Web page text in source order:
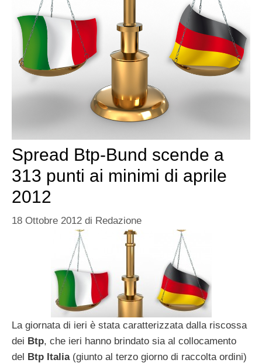
Spread Btp-Bund scende a
313 punti ai minimi di aprile
2012
18 Ottobre 2012 di Redazione
La giornata di ieri è stata caratterizzata dalla riscossa
dei Btp, che ieri hanno brindato sia al collocamento
del
Btp Italia (giunto al terzo giorno di raccolta ordini)